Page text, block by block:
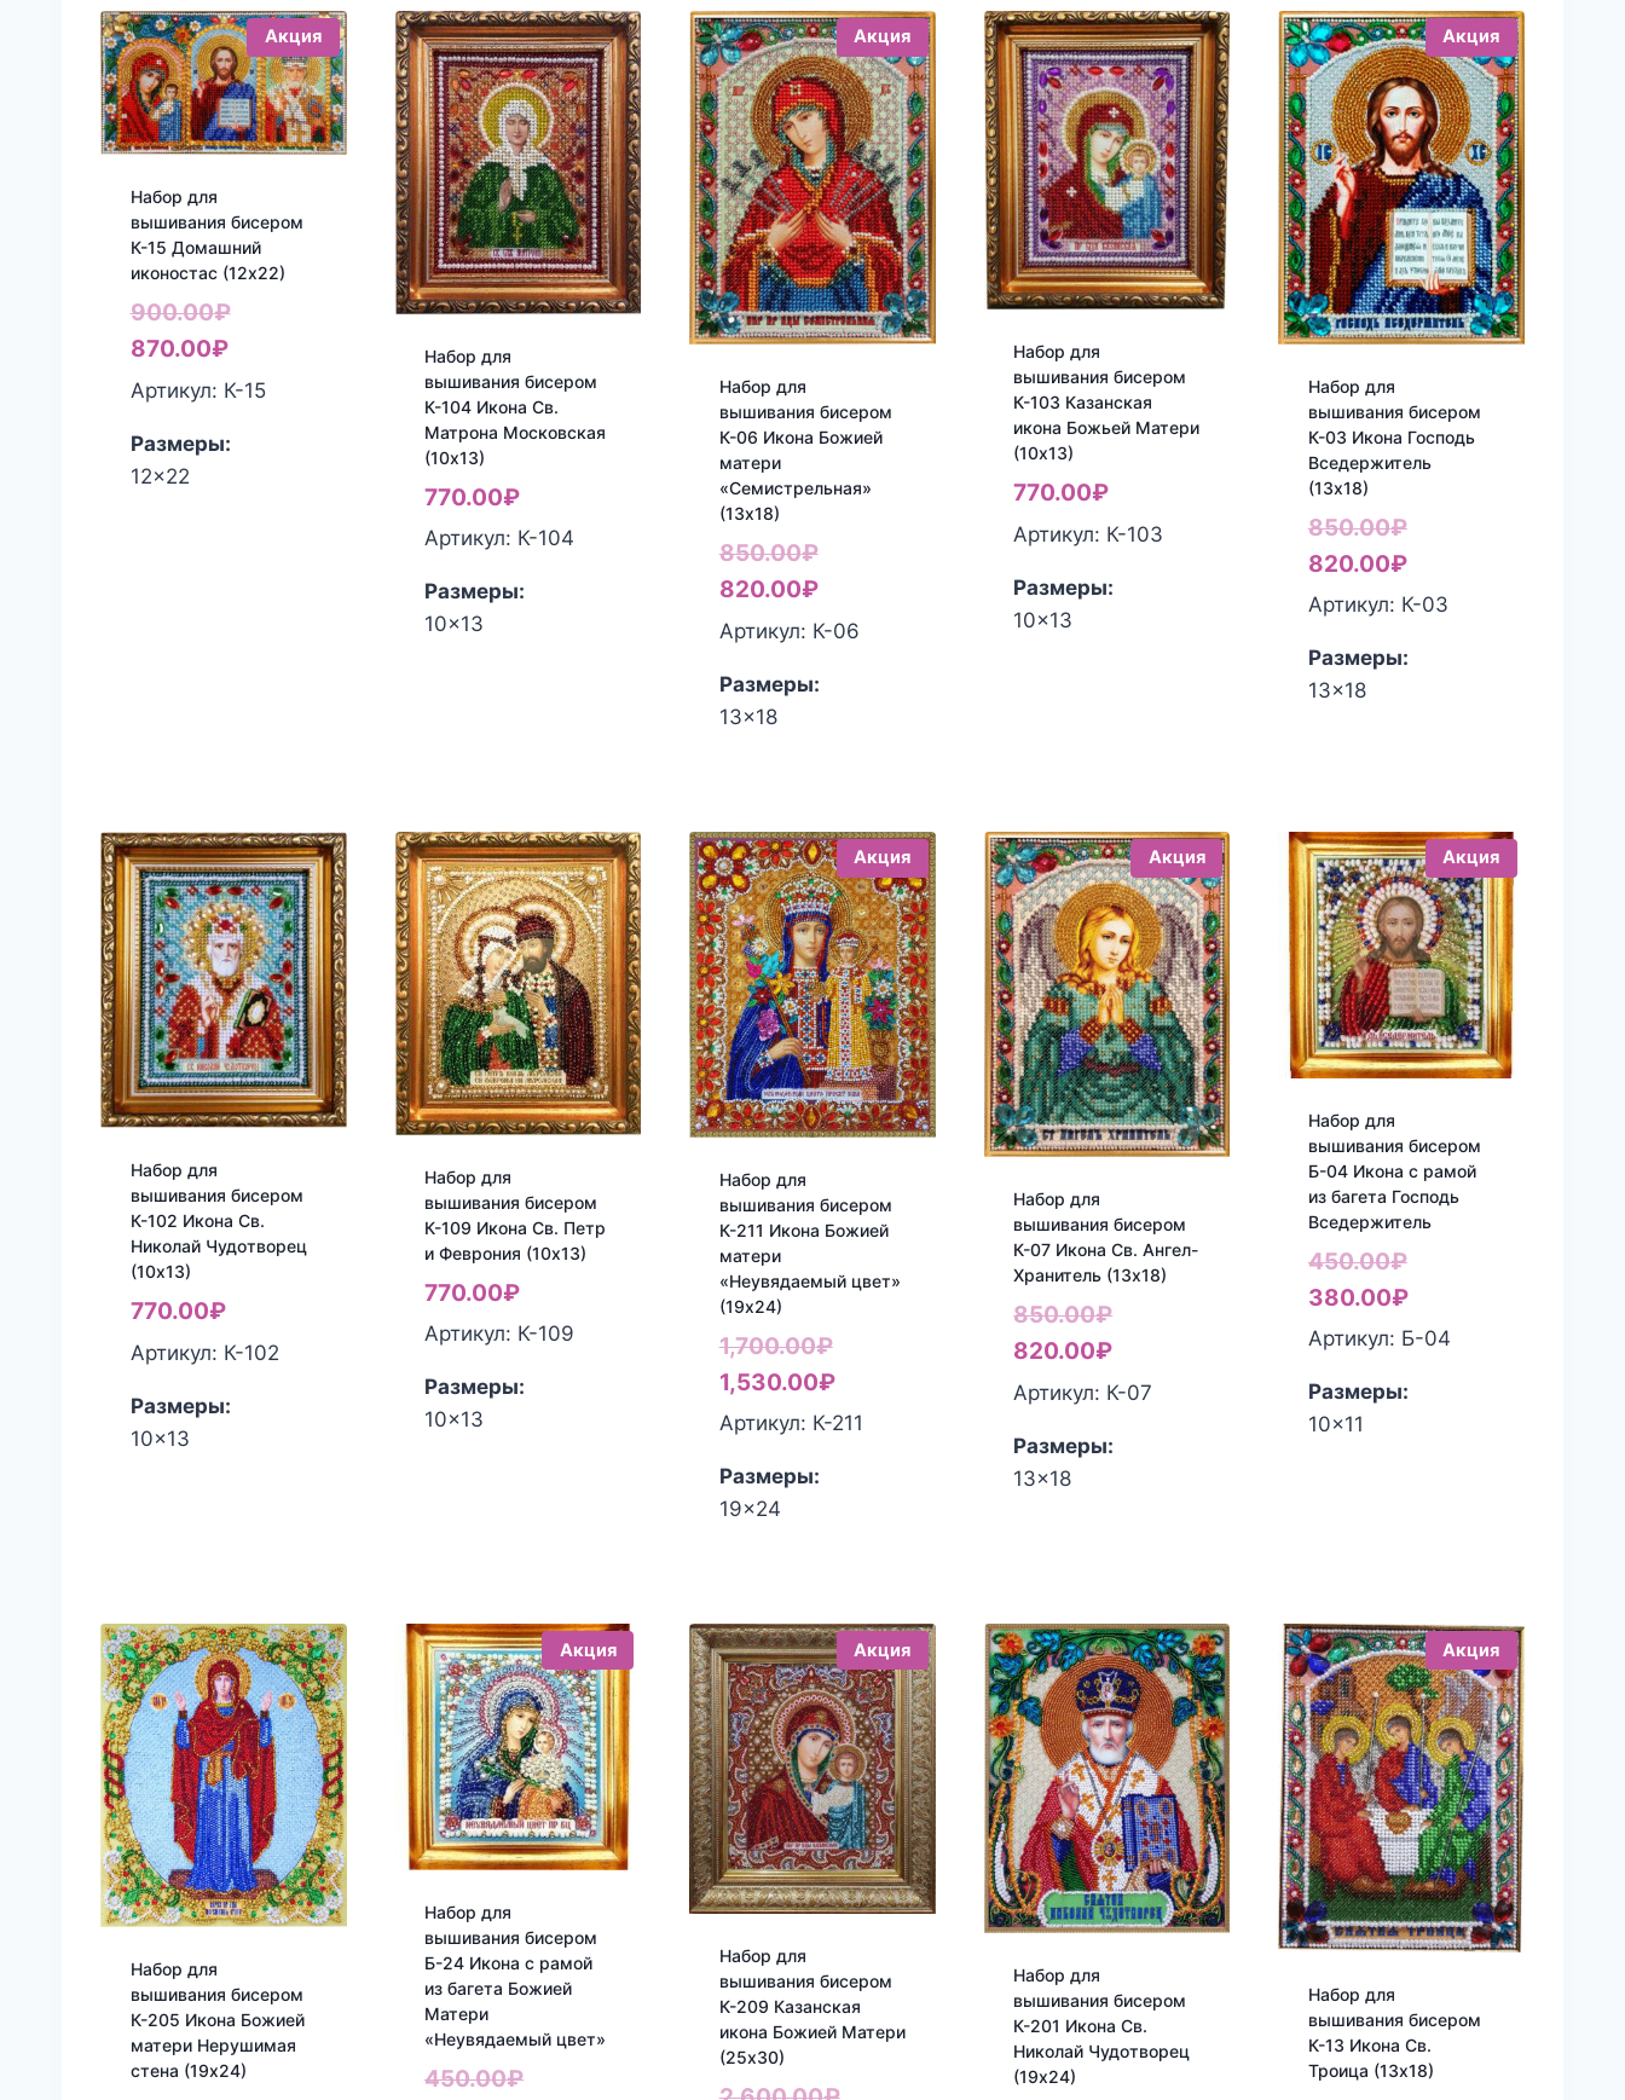
Акция
Набор для
вышивания бисером
К-15 Домашний
иконостас (12х22)
900.00₽Первоначальная
составляла
870.00₽Текущая
цена:
Артикул: К-15
Размеры:
12x22
Набор для
вышивания бисером
К-104 Икона Св.
Матрона Московская
(10х13)
770.00₽
Артикул: К-104
Размеры:
10x13
Акция
Набор для
вышивания бисером
К-06 Икона Божией
матери
«Семистрельная»
(13х18)
850.00₽Первоначальная
цена
составляла
820.00₽Текущая
цена:
Артикул: К-06
Размеры:
13x18
Набор для
вышивания бисером
К-103 Казанская
икона Божьей Матери
(10х13)
770.00₽
Артикул: К-103
Размеры:
10x13
Акция
Набор для
вышивания бисером
К-03 Икона Господь
Вседержитель
(13х18)
850.00₽Первоначальная
цена
составляла
820.00₽Текущая
цена:
Артикул: К-03
Размеры:
13x18
Набор для
вышивания бисером
К-102 Икона Св.
Николай Чудотворец
(10х13)
770.00₽
Артикул: К-102
Размеры:
10x13
Набор для
вышивания бисером
К-109 Икона Св. Петр
и Феврония (10х13)
770.00₽
Артикул: К-109
Размеры:
10x13
Акция
Набор для
вышивания бисером
К-211 Икона Божией
матери
«Неувядаемый цвет»
(19х24)
1,700.00₽Первоначальная
цена
составляла
1,530.00₽Текущая
цена:
Артикул: К-211
Размеры:
19x24
Акция
Набор для
вышивания бисером
К-07 Икона Св. Ангел-
Хранитель (13х18)
850.00₽Первоначальная
цена
составляла
820.00₽Текущая
цена:
Артикул: К-07
Размеры:
13x18
Акция
Набор для
вышивания бисером
Б-04 Икона с рамой
из багета Господь
Вседержитель
450.00₽Первоначальная
цена
составляла
380.00₽Текущая
цена:
Артикул: Б-04
Размеры:
10x11
Набор для
вышивания бисером
К-205 Икона Божией
матери Нерушимая
стена (19х24)
Акция
Набор для
вышивания бисером
Б-24 Икона с рамой
из багета Божией
Матери
«Неувядаемый цвет»
450.00₽Первоначальная
Акция
Набор для
вышивания бисером
К-209 Казанская
икона Божией Матери
(25х30)
Набор для
вышивания бисером
К-201 Икона Св.
Николай Чудотворец
(19х24)
Акция
Набор для
вышивания бисером
К-13 Икона Св.
Троица (13х18)